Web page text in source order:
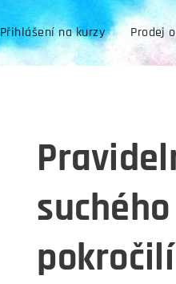
Přihlášení na kurzy Prodej
pokročilí